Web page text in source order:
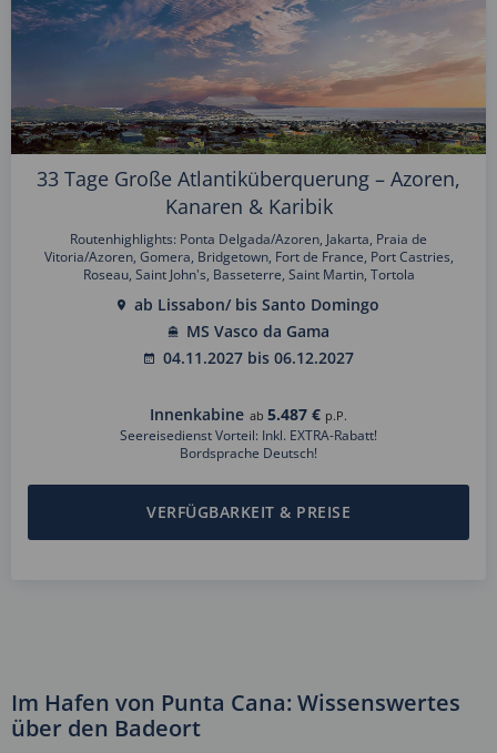
33 Tage Große Atlantiküberquerung – Azoren,
Kanaren & Karibik
Routenhighlights: Ponta Delgada/Azoren, Jakarta, Praia de
Vitoria/Azoren, Gomera, Bridgetown, Fort de France, Port Castries,
Roseau, Saint John's, Basseterre, Saint Martin, Tortola
ab Lissabon/ bis Santo Domingo
MS Vasco da Gama
04.11.2027 bis 06.12.2027
Innenkabine ab 5.487 € p.P.
Seereisedienst Vorteil: Inkl. EXTRA-Rabatt!
Bordsprache Deutsch!
VERFÜGBARKEIT & PREISE
Im Hafen von Punta Cana: Wissenswertes
über den Badeort